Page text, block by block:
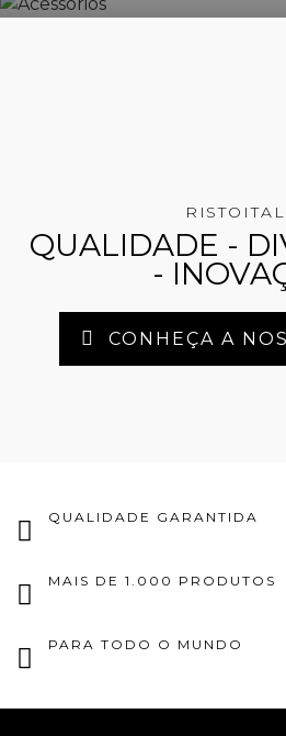
QUALIDADE -
-
CONHEÇA A
QUALIDADE GARANTIDA
MAIS DE 1.000 PRODUTOS
PARA TODO O MUNDO